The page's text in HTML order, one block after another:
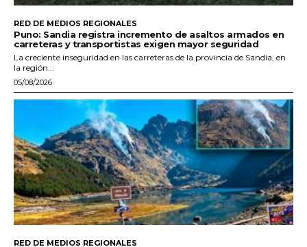
RED DE MEDIOS REGIONALES
Puno: Sandia registra incremento de asaltos armados en
carreteras y transportistas exigen mayor seguridad
La creciente inseguridad en las carreteras de la provincia de Sandia, en
la región...
05/08/2026
RED DE MEDIOS REGIONALES